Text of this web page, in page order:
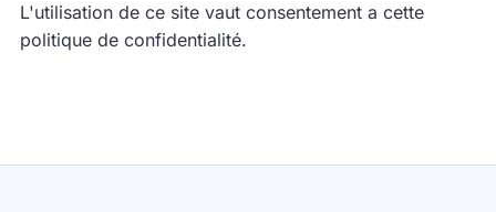
L'utilisation de ce site vaut consentement a cette
politique de confidentialité.